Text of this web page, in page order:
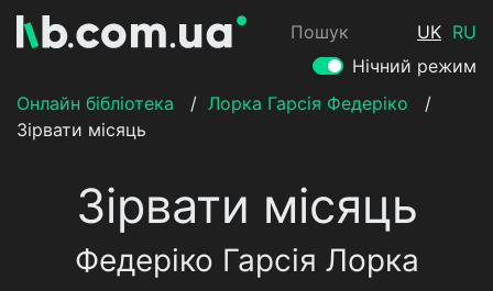
Пошук UK RU
Нічний режим
Онлайн бібліотека
/ Лорка Гарсія Федеріко
/
Зірвати місяць
Зірвати місяць
Федеріко Гарсія Лорка